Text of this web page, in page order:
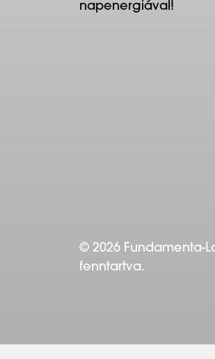
napenergiával!
© 2026 Fundamenta-
fenntartva.